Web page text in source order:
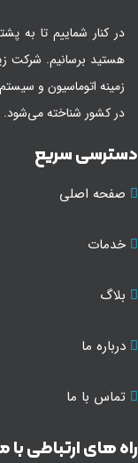
در کنار شماییم تا به
هستید برسانیم. شرکت
زمینه اتوماسیون و
در کشور شناخته می‌شود.
سریع
صفحه اصلی
خدمات
بلاگ
درباره ما
تماس با ما
های ارتباطی با ما